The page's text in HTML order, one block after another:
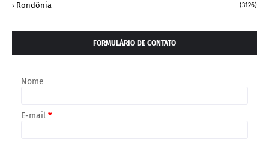
Rondônia (3126)
FORMULÁRIO DE CONTATO
Nome
E-mail *